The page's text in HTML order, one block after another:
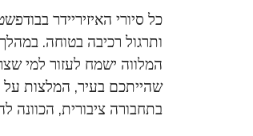
ותרגול רכיבה בטוחה.
המלווה ישמח לעזור למי
שהייתכם בעיר, המלצות על
בתחבורה ציבורית, הכוונה